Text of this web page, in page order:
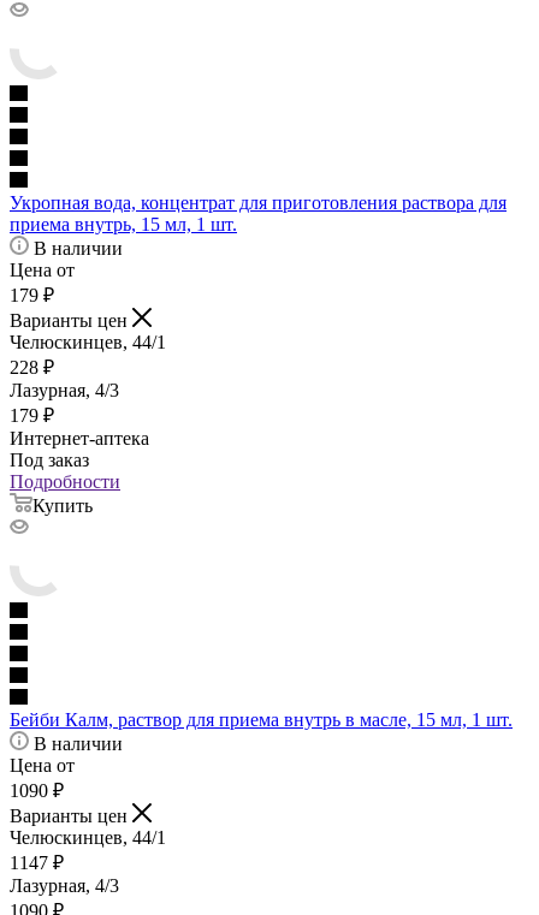
Укропная вода, концентрат для приготовления раствора для
приема внутрь, 15 мл, 1 шт.
В наличии
Цена от
179 ₽
Варианты цен
Челюскинцев, 44/1
228 ₽
Лазурная, 4/3
179 ₽
Интернет-аптека
Под заказ
Подробности
Купить
Бейби Калм, раствор для приема внутрь в масле, 15 мл, 1 шт.
В наличии
Цена от
1090 ₽
Варианты цен
Челюскинцев, 44/1
1147 ₽
Лазурная, 4/3
1090 ₽